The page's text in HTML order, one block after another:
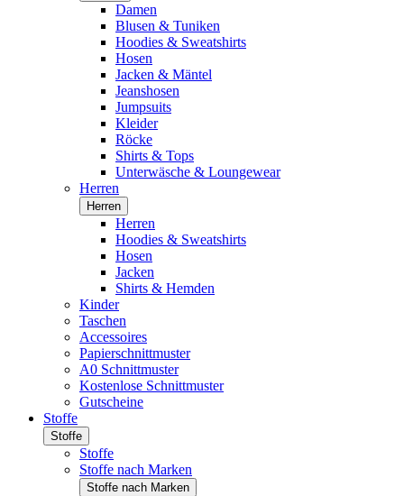
Damen
Blusen & Tuniken
Hoodies & Sweatshirts
Hosen
Jacken & Mäntel
Jeanshosen
Jumpsuits
Kleider
Röcke
Shirts & Tops
Unterwäsche & Loungewear
Herren
Herren
Herren
Hoodies & Sweatshirts
Hosen
Jacken
Shirts & Hemden
Kinder
Taschen
Accessoires
Papierschnittmuster
A0 Schnittmuster
Kostenlose Schnittmuster
Gutscheine
Stoffe
Stoffe
Stoffe
Stoffe nach Marken
Stoffe nach Marken